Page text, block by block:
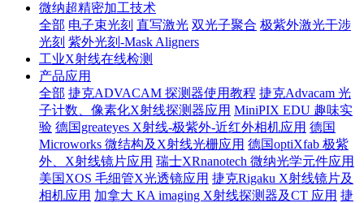
微纳超精密加工技术
全部 电子束光刻 直写激光 双光子聚合 极紫外激光干涉
光刻 紫外光刻-Mask Aligners
工业X射线在线检测
产品应用
全部 捷克ADVACAM 探测器使用教程 捷克Advacam 光
子计数、像素化X射线探测器应用 MiniPIX EDU 趣味实
验 德国greateyes X射线-极紫外-近红外相机应用 德国
Microworks 微结构及X射线光栅应用 德国optiXfab 极紫
外、X射线镜片应用 瑞士XRnanotech 微纳光学元件应用
美国XOS 毛细管X光透镜应用 捷克Rigaku X射线镜片及
相机应用 加拿大 KA imaging X射线探测器及CT 应用 捷